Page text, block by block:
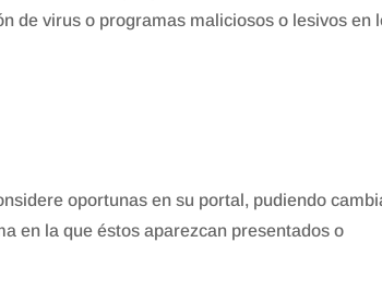
de virus o programas maliciosos o lesivos en
oportunas en su portal, pudiendo
en la que éstos aparezcan presentados o